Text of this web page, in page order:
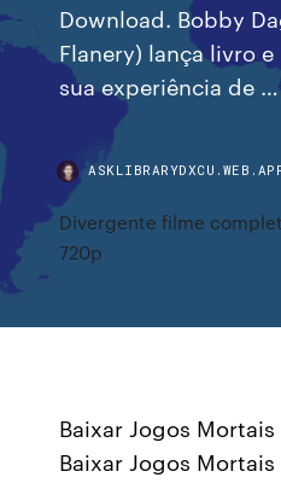
Download. Bobby
Flanery) lança livro
sua experiência de …
Divergente filme
720p
Baixar Jogos
Baixar Jogos